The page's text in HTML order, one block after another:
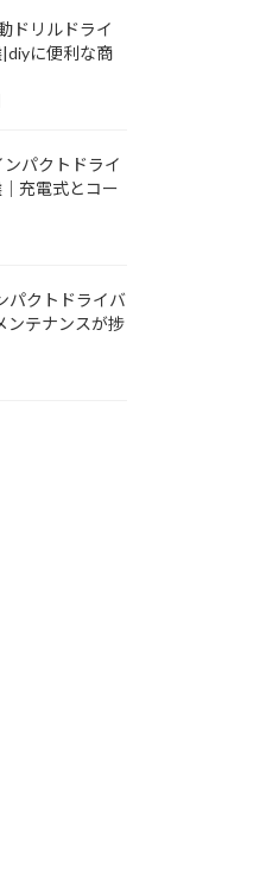
ドリルドライ
に便利な商
パクトドライ
充電式とコー
パクトドライバ
ンテナンスが捗